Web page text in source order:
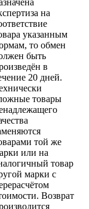
на
указанным
то обмен
быть
в
20 дней.
товары
той же
или на
товар
марки с
Возврат